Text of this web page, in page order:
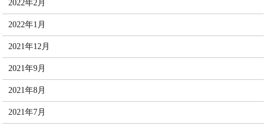
2022年2月
2022年1月
2021年12月
2021年9月
2021年8月
2021年7月